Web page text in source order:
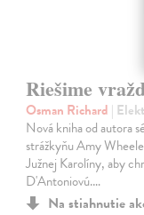
Riešime
Osman Richard |
Nová kniha od autora
strážkyňu Amy
Južnej Karolíny, aby
D'Antoniovú.…
Na stiahnutie